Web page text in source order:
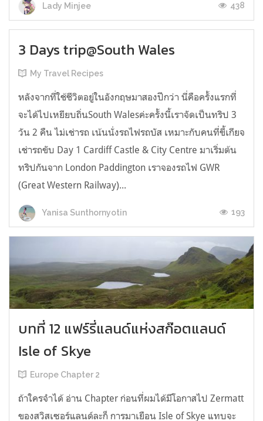
Lady Minjee 438
3 Days trip@South Wales
My Travel Recipes
หลังจากที่ใช้ชีวิตอยู่ในอังกฤษมาสองปีกว่า นี่คือครั้งแรกที่
จะได้ไปเหยียบถิ่นSouth Walesค่ะครั้งนี้เราจัดเป็นทริป 3
วัน 2 คืน ไม่เช่ารถ เน้นนั่งรถไฟรถบัส เหมาะกับคนที่ขี้เกียจ
เช่ารถขับ Day 1 Cardiff Castle & City Centre มาเริ่มต้น
ทริปกันจาก London Paddington เราจองรถไฟ GWR
(Great Western Railway)...
Yanisa Sunthornyotin 193
บทที่ 12 แฟร์รี่แลนด์แห่งสก๊อตแลนด์
Isle of Skye
Europe Chapter 2
ถ้าใครจำได้ อ่าน Chapter ก่อนที่ผมได้มีโอกาสไป Zermatt
ของสวิสเซอร์แลนด์ละก็ การมาเยือน Isle of Skye แทบจะ